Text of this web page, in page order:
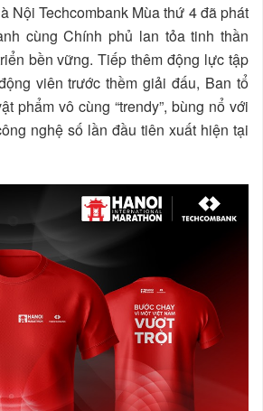
Nội Techcombank Mùa thứ 4 đã phát
cùng Chính phủ lan tỏa tinh thần
bền vững. Tiếp thêm động lực tập
viên trước thềm giải đấu, Ban tổ
phẩm vô cùng “trendy”, bùng nổ với
nghệ số lần đầu tiên xuất hiện tại